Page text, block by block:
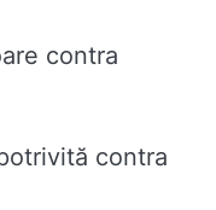
contra
contra